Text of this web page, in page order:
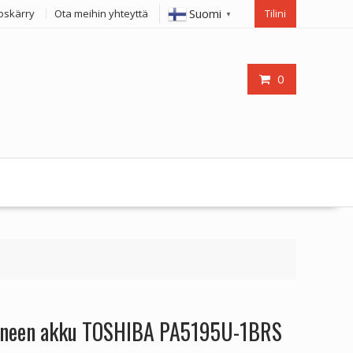
Ota meihin yhteyttä Suomi ▼ Tilini
0
akku TOSHIBA PA5195U-1BRS